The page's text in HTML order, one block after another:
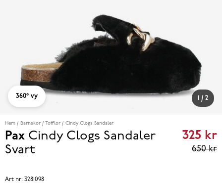
/ 2
360° vy
Hem Barnskor Tofflor Cindy Clogs Sandaler
Pax Cindy Clogs Sandaler
Svart
Current
325 kr
650 kr
Art nr: 3281098